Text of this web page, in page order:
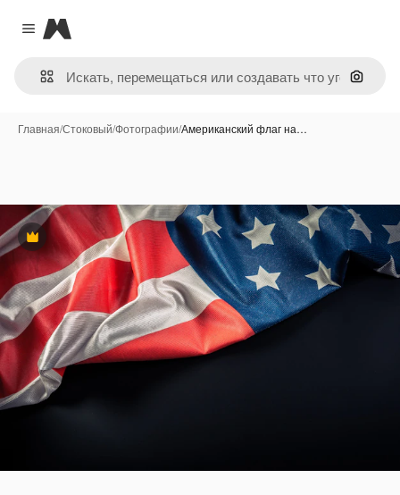
Close menu
Magnific
Поиск
Главная/Стоковый/Фотографии/Американский флаг на…
Премиум